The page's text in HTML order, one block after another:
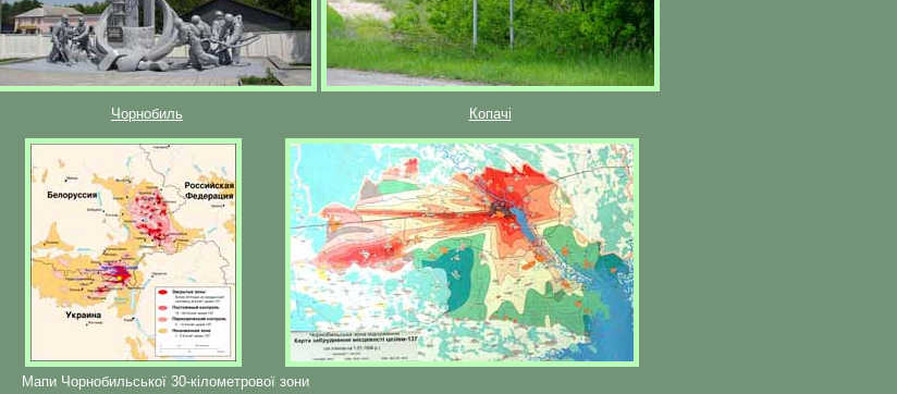
Чорнобиль Копачі
Мапи Чорнобильської 30-кілометрової зони